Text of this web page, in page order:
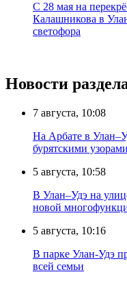
С 28 мая на
Калашникова в
светофора
Новости
7 августа, 10:08
На Арбате в
бурятскими узорами
5 августа, 10:58
В Улан–Удэ на
новой
5 августа, 10:16
В парке Улан-Удэ
всей семьи